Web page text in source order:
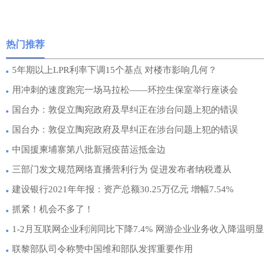
热门推荐
5年期以上LPR利率下调15个基点 对楼市影响几何？
用冲刺的速度跑完一场马拉松——环控生保室举行座谈会
国台办：敦促立陶宛政府及早纠正在涉台问题上犯的错误
国台办：敦促立陶宛政府及早纠正在涉台问题上犯的错误
中国援柬埔寨第八批新冠疫苗运抵金边
三部门发文规范网络直播营利行为 促进发布者纳税遵从
建设银行2021年年报：资产总额30.25万亿元 增幅7.54%
抓紧！机会不多了！
1-2月互联网企业利润同比下降7.4% 网游企业业务收入降温明显
联黎部队司令称赞中国维和部队发挥重要作用